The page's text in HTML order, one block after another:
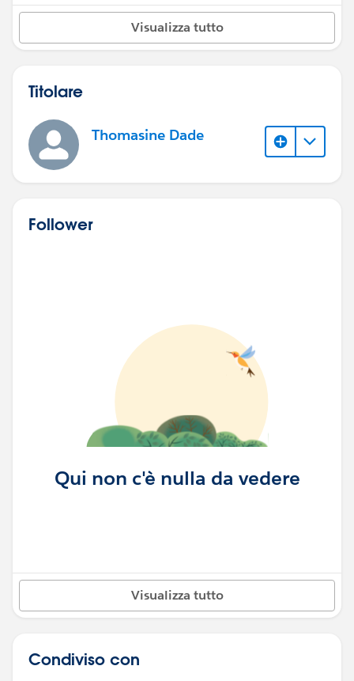
Visualizza tutto
Titolare
Thomasine Dade
Follower
Qui non c'è nulla da vedere
Visualizza tutto
Condiviso con